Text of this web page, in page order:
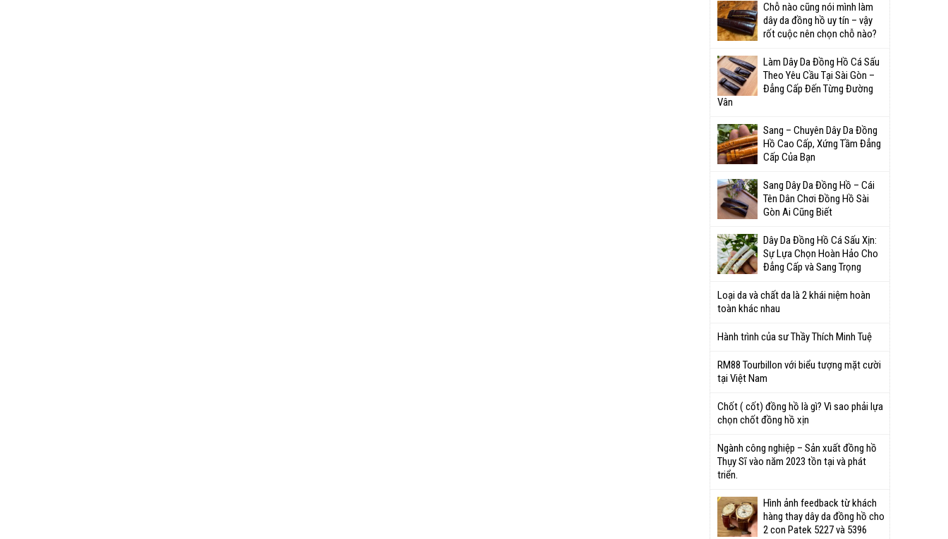
Chỗ nào cũng nói mình làm
dây da đồng hồ uy tín – vậy
rốt cuộc nên chọn chỗ nào?
Làm Dây Da Đồng Hồ Cá Sấu
Theo Yêu Cầu Tại Sài Gòn –
Đẳng Cấp Đến Từng Đường
Vân
Sang – Chuyên Dây Da Đồng
Hồ Cao Cấp, Xứng Tầm Đẳng
Cấp Của Bạn
Sang Dây Da Đồng Hồ – Cái
Tên Dân Chơi Đồng Hồ Sài
Gòn Ai Cũng Biết
Dây Da Đồng Hồ Cá Sấu Xịn:
Sự Lựa Chọn Hoàn Hảo Cho
Đẳng Cấp và Sang Trọng
Loại da và chất da là 2 khái niệm hoàn
toàn khác nhau
Hành trình của sư Thầy Thích Minh Tuệ
RM88 Tourbillon với biểu tượng mặt cười
tại Việt Nam
Chốt ( cốt) đồng hồ là gì? Vì sao phải lựa
chọn chốt đồng hồ xịn
Ngành công nghiệp – Sản xuất đồng hồ
Thụy Sĩ vào năm 2023 tồn tại và phát
triển.
Hình ảnh feedback từ khách
hàng thay dây da đồng hồ cho
2 con Patek 5227 và 5396